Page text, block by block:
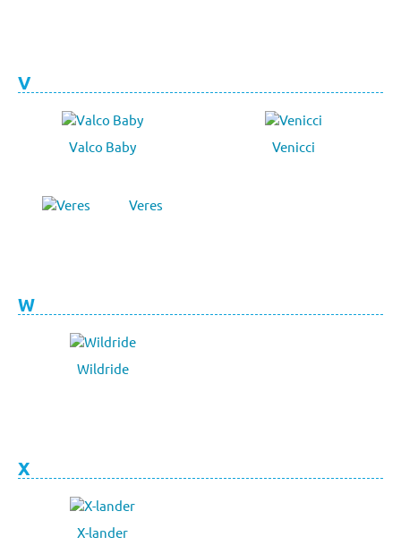
V
Valco Baby Venicci
Veres
W
Wildride
X
X-lander